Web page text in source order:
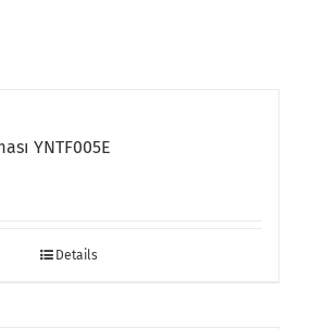
YNTF005E
Details